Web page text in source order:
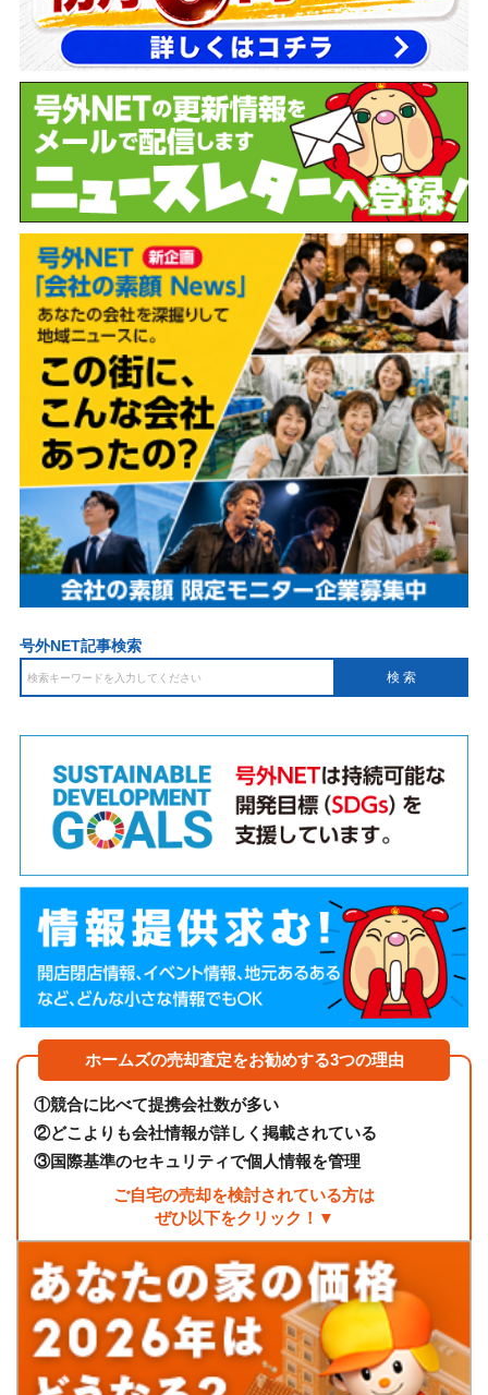
号外NET記事検索
ホームズの売却査定をお勧めする3つの理由
①競合に比べて提携会社数が多い
②どこよりも会社情報が詳しく掲載されている
③国際基準のセキュリティで個人情報を管理
ご自宅の売却を検討されている方は
ぜひ以下をクリック！▼